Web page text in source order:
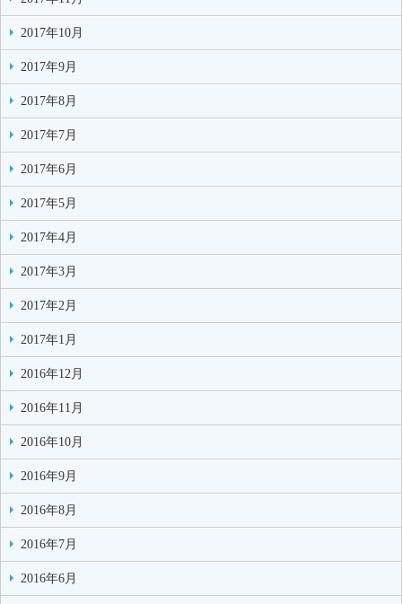
2017年10月
2017年9月
2017年8月
2017年7月
2017年6月
2017年5月
2017年4月
2017年3月
2017年2月
2017年1月
2016年12月
2016年11月
2016年10月
2016年9月
2016年8月
2016年7月
2016年6月